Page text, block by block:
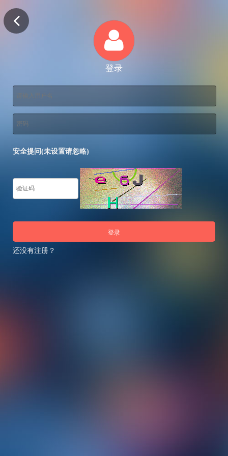
登录
安全提问(未设置请忽略)
登录
还没有注册？